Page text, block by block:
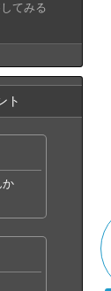
てみる
ト
か